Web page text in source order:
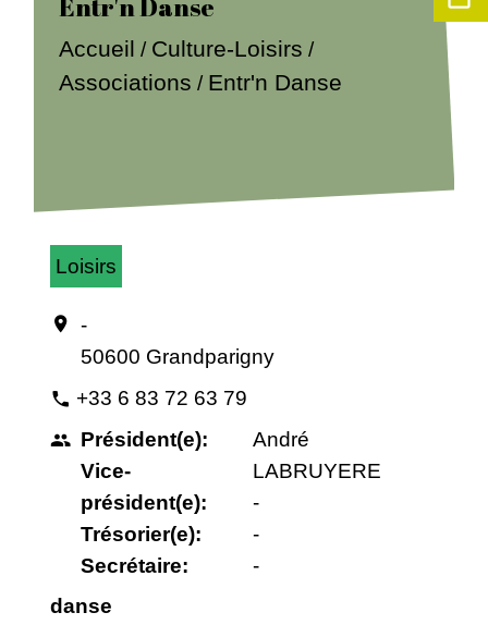
Entr'n Danse
Accueil / Culture-Loisirs /
Associations / Entr'n Danse
Loisirs
location_on
-
50600 Grandparigny
phone +33 6 83 72 63 79
people Président(e):
Vice-
président(e):
Trésorier(e):
Secrétaire:
André
LABRUYERE
-
-
-
danse